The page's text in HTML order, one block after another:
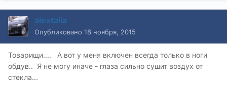
alextalia
Опубликовано 18 ноября, 2015
Товарищи.... А вот у меня включен всегда только в ноги
обдув.. Я не могу иначе - глаза сильно сушит воздух от
стекла...